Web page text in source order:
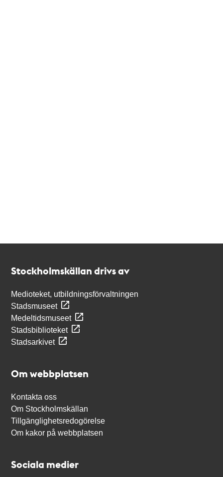
Stockholmskällan drivs av
Medioteket, utbildningsförvaltningen
Stadsmuseet
Medeltidsmuseet
Stadsbiblioteket
Stadsarkivet
Om webbplatsen
Kontakta oss
Om Stockholmskällan
Tillgänglighetsredogörelse
Om kakor på webbplatsen
Sociala medier